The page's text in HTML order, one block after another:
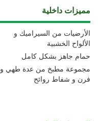
مميزات داخلية
الأرضيات من السيراميك و
الألواح الخشبية
حمام جاهز بشكل كامل
مجموعة مطبخ من عدة طهي و
فرن و شفاط روائح